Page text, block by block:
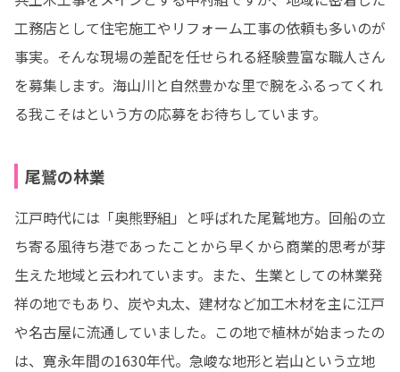
工務店として住宅施工やリフォーム工事の依頼も多いのが
事実。そんな現場の差配を任せられる経験豊富な職人さん
を募集します。海山川と自然豊かな里で腕をふるってくれ
る我こそはという方の応募をお待ちしています。
尾鷲の林業
江戸時代には「奥熊野組」と呼ばれた尾鷲地方。回船の立
ち寄る風待ち港であったことから早くから商業的思考が芽
生えた地域と云われています。また、生業としての林業発
祥の地でもあり、炭や丸太、建材など加工木材を主に江戸
や名古屋に流通していました。この地で植林が始まったの
は、寛永年間の1630年代。急峻な地形と岩山という立地